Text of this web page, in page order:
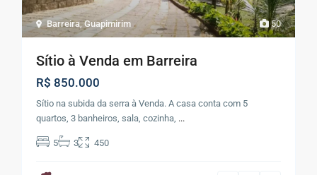
50
Barreira,Guapimirim
Sítio à Venda em Barreira
R$ 850.000
Sítio na subida da serra à Venda. A casa conta com 5
quartos, 3 banheiros, sala, cozinha, ...
5 3 450